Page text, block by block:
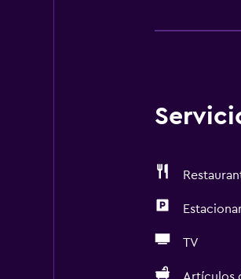
TV